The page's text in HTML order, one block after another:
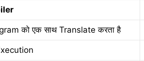
को एक साथ Translate करता है